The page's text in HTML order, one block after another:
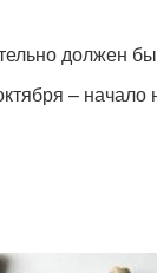
должен
–